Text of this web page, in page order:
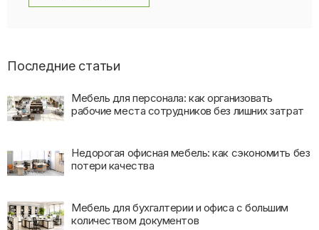
Последние статьи
Мебель для персонала: как организовать
рабочие места сотрудников без лишних затрат
Недорогая офисная мебель: как сэкономить без
потери качества
Мебель для бухгалтерии и офиса с большим
количеством документов